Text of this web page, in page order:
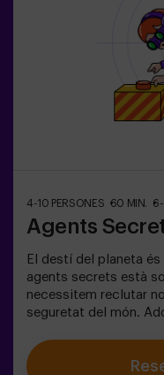
4-10 PERSONES 60 MIN.
Agents
El destí del planeta
agents secrets està
necessitem reclutar
seguretat del món.
excepcional, preparat
amenaça. 💪 Cada